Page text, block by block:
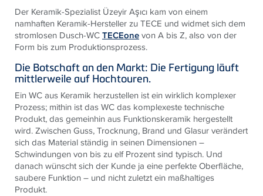
Der Keramik-Spezialist Üzeyir Aşıcı kam von einem
namhaften Keramik-Hersteller zu TECE und widmet sich dem
stromlosen Dusch-WCTECEonevon A bis Z, also von der
Form bis zum Produktionsprozess.
Die Botschaft an den Markt: Die Fertigung läuft
mittlerweile auf Hochtouren.
Ein WC aus Keramik herzustellen ist ein wirklich komplexer
Prozess; mithin ist das WC das komplexeste technische
Produkt, das gemeinhin aus Funktionskeramik hergestellt
wird. Zwischen Guss, Trocknung, Brand und Glasur verändert
sich das Material ständig in seinen Dimensionen –
Schwindungen von bis zu elf Prozent sind typisch. Und
danach wünscht sich der Kunde ja eine perfekte Oberfläche,
saubere Funktion – und nicht zuletzt ein maßhaltiges
Produkt.